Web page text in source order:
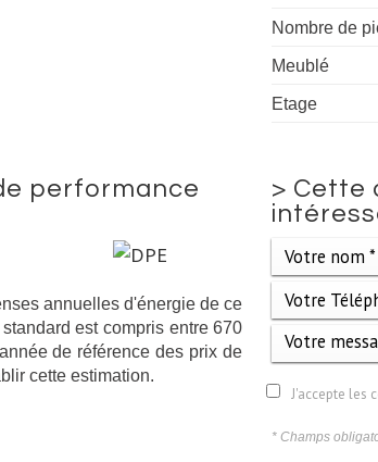
Nombre de
Meublé
Etage
performance
annuelles d'énergie de ce
est compris entre 670
de référence des prix de
cette estimation.
> Cette
J'accepte les
* Champs